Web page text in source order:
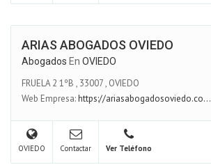
ARIAS ABOGADOS OVIEDO
Abogados En OVIEDO
FRUELA 2 1ºB , 33007, OVIEDO
Web Empresa:https://ariasabogadosoviedo.co...
OVIEDO Contactar Ver Teléfono